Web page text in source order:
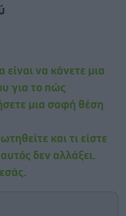
να κάνετε μια
για το πώς
μια σαφή θέση
και τι είστε
δεν αλλάξει.